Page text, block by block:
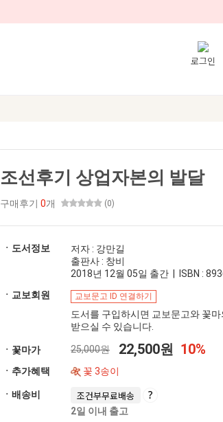
로그인
조선후기 상업자본의 발달
구매후기 0개 (0)
ㆍ도서정보
저자 : 강만길
출판사 : 창비
2018년 12월 05일 출간 | ISBN :
ㆍ교보회원
교보문고 ID 연결하기
도서를 구입하시면 교보문고와 꽃
받으실 수 있습니다.
ㆍ꽃마가 25,000원 22,500원 10%
ㆍ추가혜택 꽃 3송이
ㆍ배송비 조건부무료배송
2일 이내 출고